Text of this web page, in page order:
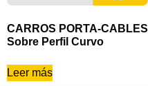
CARROS PORTA-CABLES
Sobre Perfil Curvo
Leer más